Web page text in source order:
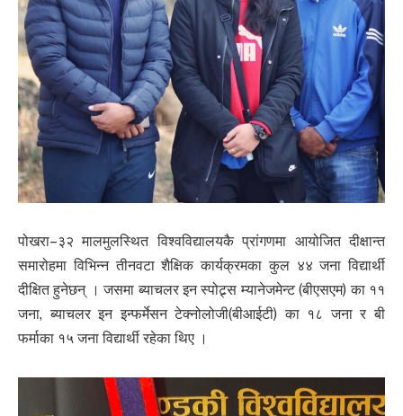
पोखरा–३२ मालमुलस्थित विश्वविद्यालयकै प्रांगणमा आयोजित दीक्षान्त
समारोहमा विभिन्न तीनवटा शैक्षिक कार्यक्रमका कुल ४४ जना विद्यार्थी
दीक्षित हुनेछन् । जसमा ब्याचलर इन स्पोट्र्स म्यानेजमेन्ट (बीएसएम) का ११
जना, ब्याचलर इन इन्फर्मेसन टेक्नोलोजी(बीआईटी) का १८ जना र बी
फर्माका १५ जना विद्यार्थी रहेका थिए ।